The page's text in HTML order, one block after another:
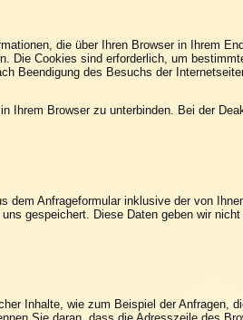
die über Ihren Browser in Ihrem
Die Cookies sind erforderlich, um
Beendigung des Besuchs der
Ihrem Browser zu unterbinden. Bei der
dem Anfrageformular inklusive der von
gespeichert. Diese Daten geben wir
Inhalte, wie zum Beispiel der Anfragen,